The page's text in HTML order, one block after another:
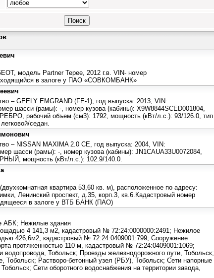
модель Partner Tepee, 2012 г.в. VIN- номер
в залоге у ПАО «СОВКОМБАНК»
– GEELY EMGRAND (FE-1), год выпуска: 2013, VIN:
шасси (рамы): -, номер кузова (кабины): X9W8844SCED001804,
рабочий объем (см3): 1792, мощность (кВт/л.с.): 93/126.0, тип
седан.
– NISSAN MAXIMA 2.0 СЕ, год выпуска: 2004, VIN:
шасси (рамы): -, номер кузова (кабины): JN1CAUA33U0072084,
мощность (кВт/л.с.): 102.9/140.0.
квартира 53,60 кв. м), расположенное по адресу:
Ленинский проспект, д.35, корп.3, кв.6.Кадастровый номер
в залоге у ВТБ БАНК (ПАО)
АБК; Нежилые здания
4 141,3 м2, кадастровый № 72:24:0000000:2491; Нежилое
426,6м2, кадастровый № 72:24:0409001:799; Сооружение
протяженностью 110 м, кадастровый № 72:24:0409001:1069;
водопровода, Тобольск; Проезды железнодорожного пути, Тобольск;
Тобольск; Растворо-бетонный узел (РБУ), Тобольск; Сети напорные
Сети оборотного водоснабжения на территории завода,